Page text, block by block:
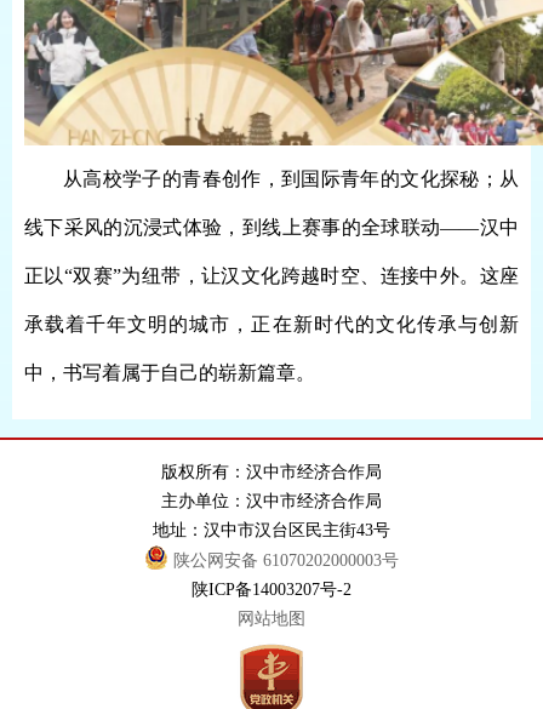
从高校学子的青春创作，到国际青年的文化探秘；从
线下采风的沉浸式体验，到线上赛事的全球联动——汉中
正以“双赛”为纽带，让汉文化跨越时空、连接中外。这座
承载着千年文明的城市，正在新时代的文化传承与创新
中，书写着属于自己的崭新篇章。
版权所有：汉中市经济合作局
主办单位：汉中市经济合作局
地址：汉中市汉台区民主街43号
陕公网安备 61070202000003号
陕ICP备14003207号-2
网站地图